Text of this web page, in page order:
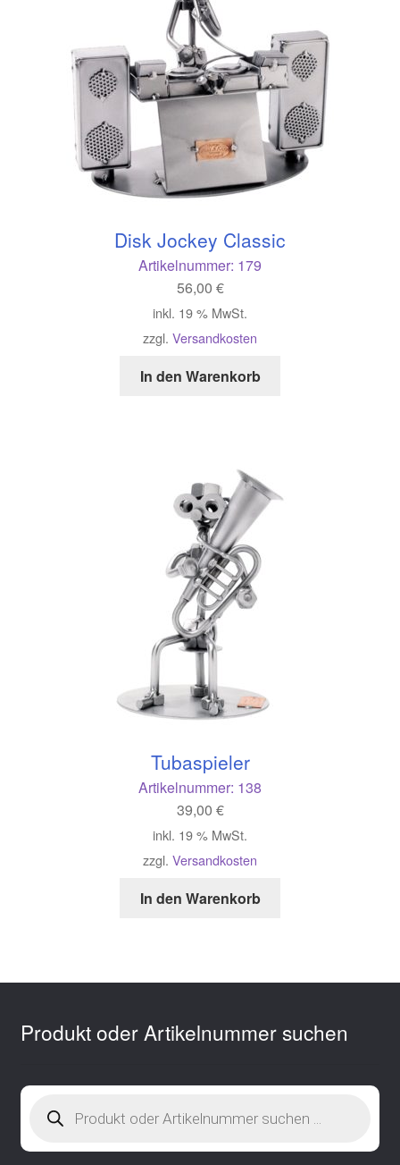
Disk Jockey Classic
Artikelnummer: 179
56,00 €
inkl. 19 % MwSt.
zzgl. Versandkosten
In den Warenkorb
Tubaspieler
Artikelnummer: 138
39,00 €
inkl. 19 % MwSt.
zzgl. Versandkosten
In den Warenkorb
Produkt oder Artikelnummer suchen
search